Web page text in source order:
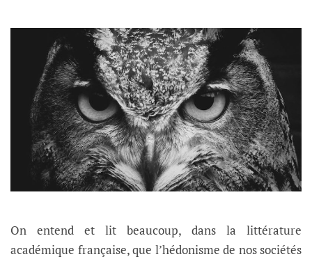
On entend et lit beaucoup, dans la littérature
académique française, que l’hédonisme de nos sociétés